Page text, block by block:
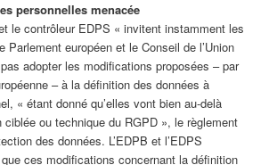
personnelles menacée
le contrôleur EDPS « invitent instamment les
Parlement européen et le Conseil de l’Union
adopter les modifications proposées – par
– à la définition des données à
« étant donné qu’elles vont bien au-delà
ciblée ou technique du RGPD », le règlement
des données. L’EDPB et l’EDPS
ces modifications concernant la définition